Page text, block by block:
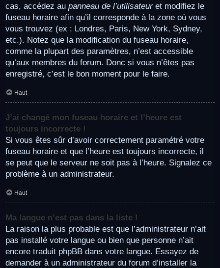
cas, accédez au panneau de l’utilisateuret modifiez le
fuseau horaire afin qu’il corresponde à la zone où vous
vous trouvez (ex : Londres, Paris, New York, Sydney,
etc.). Notez que la modification du fuseau horaire,
comme la plupart des paramètres, n’est accessible
qu’aux membres du forum. Donc si vous n’êtes pas
enregistré, c’est le bon moment pour le faire.
Haut
J’ai changé mon fuseau horaire et l’heure est
toujours incorrecte !
Si vous êtes sûr d’avoir correctement paramétré votre
fuseau horaire et que l’heure est toujours incorrecte, il
se peut que le serveur ne soit pas à l’heure. Signalez ce
problème à un administrateur.
Haut
Ma langue n’est pas dans la liste !
La raison la plus probable est que l’administrateur n’ait
pas installé votre langue ou bien que personne n’ait
encore traduit phpBB dans votre langue. Essayez de
demander à un administrateur du forum d’installer la